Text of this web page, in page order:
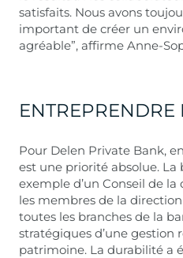
satisfaits. Nous avons
important de créer un
agréable”, affirme Anne-
Pour Delen Private Bank,
est une priorité absolue. La
exemple d’un Conseil de
les membres de la
toutes les branches de la
stratégiques d’une gestion
patrimoine. La durabilité a